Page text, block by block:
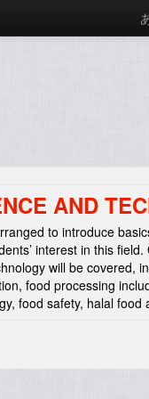
AND
to introduce
interest in this
will be covered,
food processing
food safety, halal food